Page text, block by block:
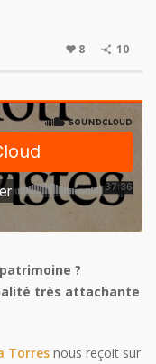
8 10
?
très attachante
Torres nous reçoit sur